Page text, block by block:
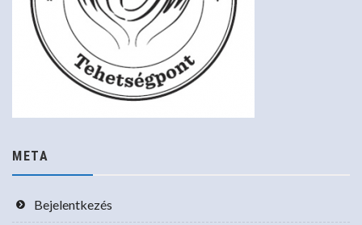
META
Bejelentkezés